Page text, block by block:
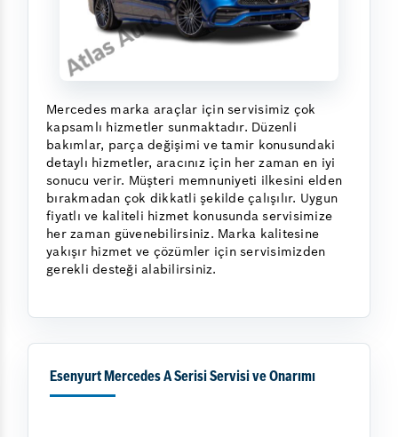
Mercedes marka araçlar için servisimiz çok
kapsamlı hizmetler sunmaktadır. Düzenli
bakımlar, parça değişimi ve tamir konusundaki
detaylı hizmetler, aracınız için her zaman en iyi
sonucu verir. Müşteri memnuniyeti ilkesini elden
bırakmadan çok dikkatli şekilde çalışılır. Uygun
fiyatlı ve kaliteli hizmet konusunda servisimize
her zaman güvenebilirsiniz. Marka kalitesine
yakışır hizmet ve çözümler için servisimizden
gerekli desteği alabilirsiniz.
Esenyurt Mercedes A Serisi Servisi ve Onarımı